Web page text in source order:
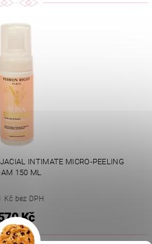
INTIMATE MICRO-PEELING
150 ML
Kč bez DPH
Kč